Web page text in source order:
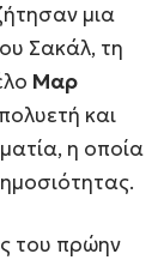
μια
Σακάλ, τη
Μαρ
και
η οποία
του πρώην